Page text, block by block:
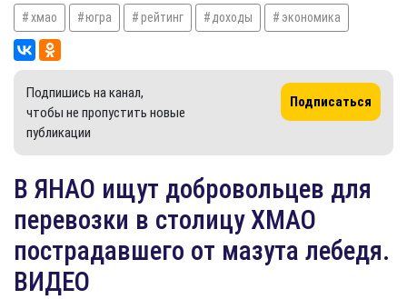
хмао югра рейтинг доходы экономика
Подпишись на канал,
чтобы не пропустить новые
публикации
Подписаться
​В ЯНАО ищут добровольцев для
перевозки в столицу ХМАО
пострадавшего от мазута лебедя.
ВИДЕО